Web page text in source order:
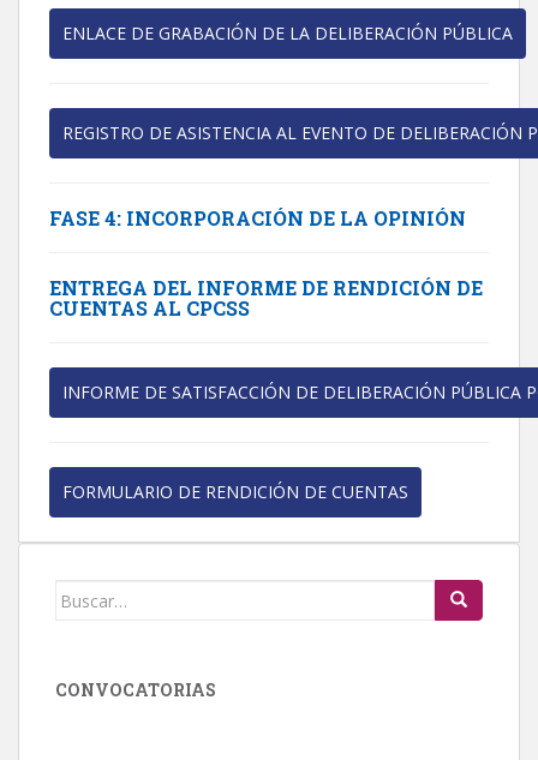
ENLACE DE GRABACIÓN DE LA DELIBERACIÓN PÚBLICA
REGISTRO DE ASISTENCIA AL EVENTO DE DELIBERACIÓN
FASE 4: INCORPORACIÓN DE LA OPINIÓN
ENTREGA DEL INFORME DE RENDICIÓN DE
CUENTAS AL CPCSS
INFORME DE SATISFACCIÓN DE DELIBERACIÓN PÚBLICA
FORMULARIO DE RENDICIÓN DE CUENTAS
Buscar:
CONVOCATORIAS